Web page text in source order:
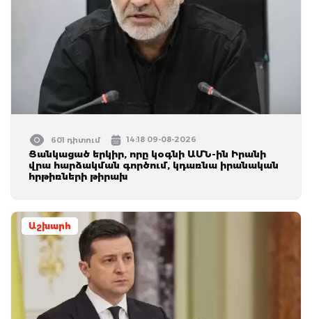
601 դիտում 14:18 09-08-2026
Ցանկացած երկիր, որը կօգնի ԱՄՆ-ին Իրանի
վրա հարձակման գործում, կդառնա իրանական
հրթիռների թիրախ
Աշխարհ